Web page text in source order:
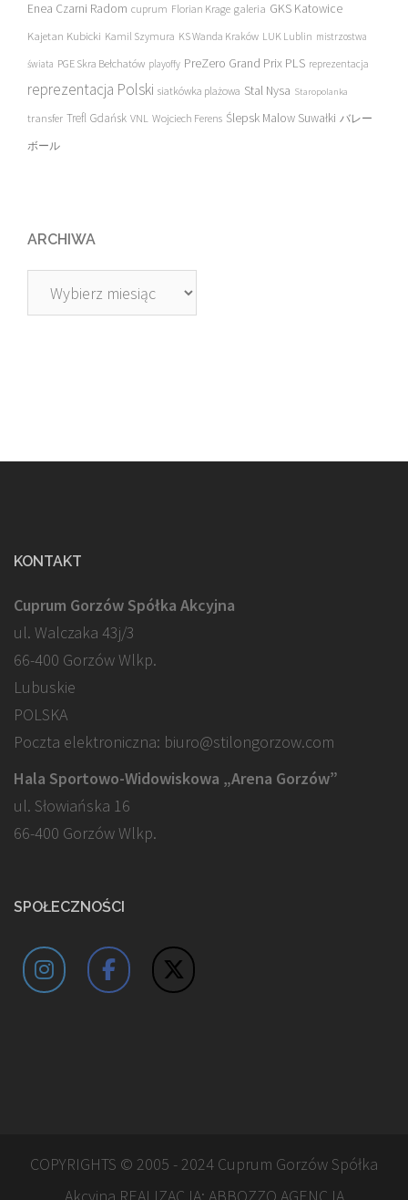
Enea Czarni Radom cuprum Florian Krage galeria GKS Katowice
Kajetan Kubicki Kamil Szymura KS Wanda Kraków LUK Lublin mistrzostwa
świata PGE Skra Bełchatów playoffy PreZero Grand Prix PLS reprezentacja
reprezentacja Polski siatkówka plażowa Stal Nysa Staropolanka
transfer Trefl Gdańsk VNL Wojciech Ferens Ślepsk Malow Suwałki バレー
ボール
ARCHIWA
Archiwa
KONTAKT
Cuprum Gorzów Spółka Akcyjna
ul. Walczaka 43j/3
66-400 Gorzów Wlkp.
Lubuskie
POLSKA
Poczta elektroniczna: biuro@stilongorzow.com
Hala Sportowo-Widowiskowa „Arena Gorzów”
ul. Słowiańska 16
66-400 Gorzów Wlkp.
SPOŁECZNOŚCI
COPYRIGHTS © 2005 - 2024 Cuprum Gorzów Spółka